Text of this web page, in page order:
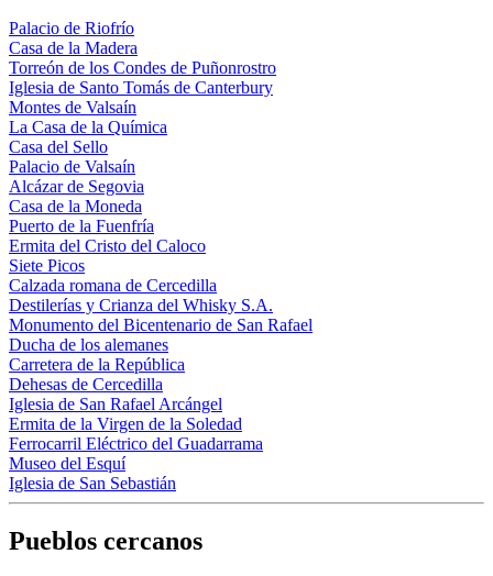
Palacio de Riofrío
Casa de la Madera
Torreón de los Condes de Puñonrostro
Iglesia de Santo Tomás de Canterbury
Montes de Valsaín
La Casa de la Química
Casa del Sello
Palacio de Valsaín
Alcázar de Segovia
Casa de la Moneda
Puerto de la Fuenfría
Ermita del Cristo del Caloco
Siete Picos
Calzada romana de Cercedilla
Destilerías y Crianza del Whisky S.A.
Monumento del Bicentenario de San Rafael
Ducha de los alemanes
Carretera de la República
Dehesas de Cercedilla
Iglesia de San Rafael Arcángel
Ermita de la Virgen de la Soledad
Ferrocarril Eléctrico del Guadarrama
Museo del Esquí
Iglesia de San Sebastián
Pueblos cercanos